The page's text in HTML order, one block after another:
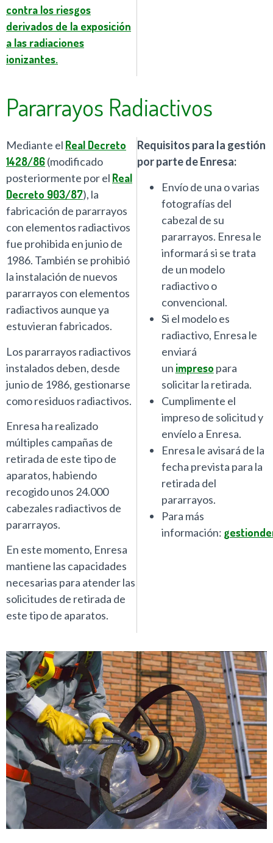
contra los riesgos
derivados de la exposición
a las radiaciones
ionizantes.
Pararrayos Radiactivos
Mediante el Real Decreto
1428/86(modificado
posteriormente por el Real
Decreto 903/87), la
fabricación de pararrayos
con elementos radiactivos
fue prohibida en junio de
1986. También se prohibió
la instalación de nuevos
pararrayos con elementos
radiactivos aunque ya
estuvieran fabricados.
Los pararrayos radiactivos
instalados deben, desde
junio de 1986, gestionarse
como residuos radiactivos.
Enresa ha realizado
múltiples campañas de
retirada de este tipo de
aparatos, habiendo
recogido unos 24.000
cabezales radiactivos de
pararrayos.
En este momento, Enresa
mantiene las capacidades
necesarias para atender las
solicitudes de retirada de
este tipo de aparatos.
Requisitos para la gestión
por parte de Enresa:
Envío de una o varias
fotografías del
cabezal de su
pararrayos. Enresa le
informará si se trata
de un modelo
radiactivo o
convencional.
Si el modelo es
radiactivo, Enresa le
enviará
un impreso para
solicitar la retirada.
Cumplimente el
impreso de solicitud y
envíelo a Enresa.
Enresa le avisará de la
fecha prevista para la
retirada del
pararrayos.
Para más
información: